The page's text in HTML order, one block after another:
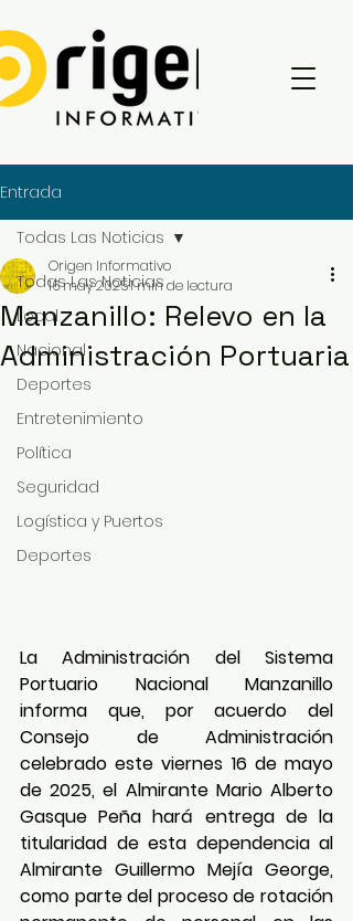
Entrada
Todas Las Noticias
Local
Nacional
Deportes
Entretenimiento
Política
Seguridad
Logística y Puertos
Deportes
Todas Las Noticias
Manzanillo: Relevo en la
Administración Portuaria
Origen Informativo
16 may 20251 min de lectura
La Administración del Sistema
Portuario Nacional Manzanillo
informa que, por acuerdo del
Consejo de Administración
celebrado este viernes 16 de mayo
de 2025, el Almirante Mario Alberto
Gasque Peña hará entrega de la
titularidad de esta dependencia al
Almirante Guillermo Mejía George,
como parte del proceso de rotación